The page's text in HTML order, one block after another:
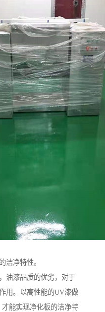
洁净特性。
油漆品质的优劣，对于
用。以高性能的UV漆做
能实现净化板的洁净特